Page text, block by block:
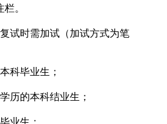
。
时需加试（加试方式为笔
毕业生；
的本科结业生；
业生；